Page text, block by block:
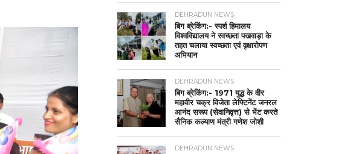
DEHRADUN NEWS
बिग ब्रेकिंग:- स्पर्श हिमालय
विश्वविद्यालय ने स्वच्छता पखवाड़ा के
तहत चलाया स्वच्छता एवं वृक्षारोपण
अभियान
DEHRADUN NEWS
बिग ब्रेकिंग:- 1971 युद्ध के वीर
महावीर चक्र विजेता लेफ्टिनेंट जनरल
आनंद सरूप (सेवानिवृत्त) से भेंट करते
सैनिक कल्याण मंत्री गणेश जोशी
DEHRADUN NEWS